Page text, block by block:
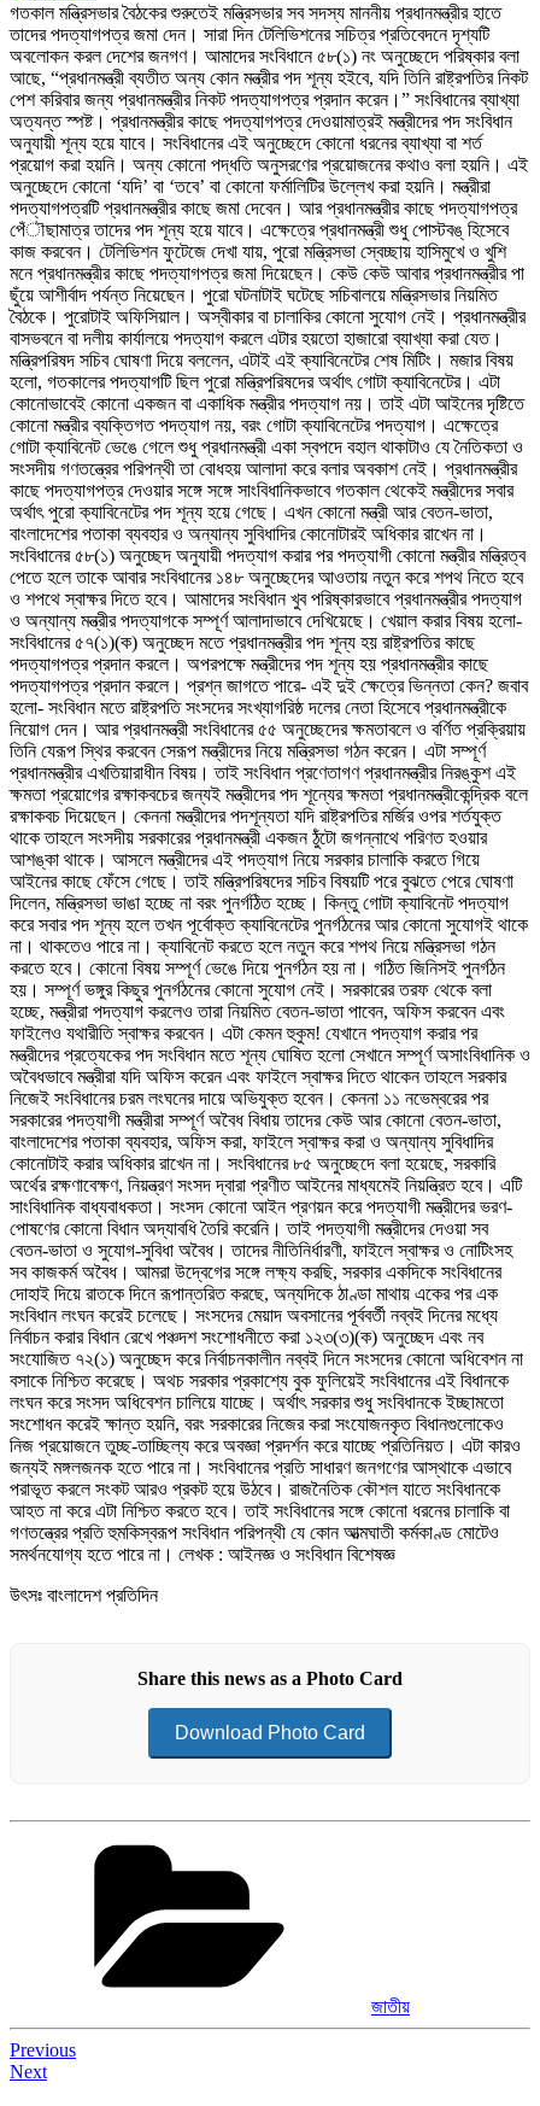
গতকাল মন্ত্রিসভার বৈঠকের শুরুতেই মন্ত্রিসভার সব সদস্য মাননীয় প্রধানমন্ত্রীর হাতে
তাদের পদত্যাগপত্র জমা দেন। সারা দিন টেলিভিশনের সচিত্র প্রতিবেদনে দৃশ্যটি
অবলোকন করল দেশের জনগণ। আমাদের সংবিধানে ৫৮(১) নং অনুচ্ছেদে পরিষ্কার বলা
আছে, “প্রধানমন্ত্রী ব্যতীত অন্য কোন মন্ত্রীর পদ শূন্য হইবে, যদি তিনি রাষ্ট্রপতির নিকট
পেশ করিবার জন্য প্রধানমন্ত্রীর নিকট পদত্যাগপত্র প্রদান করেন।” সংবিধানের ব্যাখ্যা
অত্যন্ত স্পষ্ট। প্রধানমন্ত্রীর কাছে পদত্যাগপত্র দেওয়ামাত্রই মন্ত্রীদের পদ সংবিধান
অনুযায়ী শূন্য হয়ে যাবে। সংবিধানের এই অনুচ্ছেদে কোনো ধরনের ব্যাখ্যা বা শর্ত
প্রয়োগ করা হয়নি। অন্য কোনো পদ্ধতি অনুসরণের প্রয়োজনের কথাও বলা হয়নি। এই
অনুচ্ছেদে কোনো ‘যদি’ বা ‘তবে’ বা কোনো ফর্মালিটির উল্লেখ করা হয়নি। মন্ত্রীরা
পদত্যাগপত্রটি প্রধানমন্ত্রীর কাছে জমা দেবেন। আর প্রধানমন্ত্রীর কাছে পদত্যাগপত্র
পেঁৗছামাত্র তাদের পদ শূন্য হয়ে যাবে। এক্ষেত্রে প্রধানমন্ত্রী শুধু পোস্টবঙ্ হিসেবে
কাজ করবেন। টেলিভিশন ফুটেজে দেখা যায়, পুরো মন্ত্রিসভা স্বেচ্ছায় হাসিমুখে ও খুশি
মনে প্রধানমন্ত্রীর কাছে পদত্যাগপত্র জমা দিয়েছেন। কেউ কেউ আবার প্রধানমন্ত্রীর পা
ছুঁয়ে আশীর্বাদ পর্যন্ত নিয়েছেন। পুরো ঘটনাটাই ঘটেছে সচিবালয়ে মন্ত্রিসভার নিয়মিত
বৈঠকে। পুরোটাই অফিসিয়াল। অস্বীকার বা চালাকির কোনো সুযোগ নেই। প্রধানমন্ত্রীর
বাসভবনে বা দলীয় কার্যালয়ে পদত্যাগ করলে এটার হয়তো হাজারো ব্যাখ্যা করা যেত।
মন্ত্রিপরিষদ সচিব ঘোষণা দিয়ে বললেন, এটাই এই ক্যাবিনেটের শেষ মিটিং। মজার বিষয়
হলো, গতকালের পদত্যাগটি ছিল পুরো মন্ত্রিপরিষদের অর্থাৎ গোটা ক্যাবিনেটের। এটা
কোনোভাবেই কোনো একজন বা একাধিক মন্ত্রীর পদত্যাগ নয়। তাই এটা আইনের দৃষ্টিতে
কোনো মন্ত্রীর ব্যক্তিগত পদত্যাগ নয়, বরং গোটা ক্যাবিনেটের পদত্যাগ। এক্ষেত্রে
গোটা ক্যাবিনেট ভেঙে গেলে শুধু প্রধানমন্ত্রী একা স্বপদে বহাল থাকাটাও যে নৈতিকতা ও
সংসদীয় গণতন্ত্রের পরিপন্থী তা বোধহয় আলাদা করে বলার অবকাশ নেই। প্রধানমন্ত্রীর
কাছে পদত্যাগপত্র দেওয়ার সঙ্গে সঙ্গে সাংবিধানিকভাবে গতকাল থেকেই মন্ত্রীদের সবার
অর্থাৎ পুরো ক্যাবিনেটের পদ শূন্য হয়ে গেছে। এখন কোনো মন্ত্রী আর বেতন-ভাতা,
বাংলাদেশের পতাকা ব্যবহার ও অন্যান্য সুবিধাদির কোনোটারই অধিকার রাখেন না।
সংবিধানের ৫৮(১) অনুচ্ছেদ অনুযায়ী পদত্যাগ করার পর পদত্যাগী কোনো মন্ত্রীর মন্ত্রিত্ব
পেতে হলে তাকে আবার সংবিধানের ১৪৮ অনুচ্ছেদের আওতায় নতুন করে শপথ নিতে হবে
ও শপথে স্বাক্ষর দিতে হবে। আমাদের সংবিধান খুব পরিষ্কারভাবে প্রধানমন্ত্রীর পদত্যাগ
ও অন্যান্য মন্ত্রীর পদত্যাগকে সম্পূর্ণ আলাদাভাবে দেখিয়েছে। খেয়াল করার বিষয় হলো-
সংবিধানের ৫৭(১)(ক) অনুচ্ছেদ মতে প্রধানমন্ত্রীর পদ শূন্য হয় রাষ্ট্রপতির কাছে
পদত্যাগপত্র প্রদান করলে। অপরপক্ষে মন্ত্রীদের পদ শূন্য হয় প্রধানমন্ত্রীর কাছে
পদত্যাগপত্র প্রদান করলে। প্রশ্ন জাগতে পারে- এই দুই ক্ষেত্রে ভিন্নতা কেন? জবাব
হলো- সংবিধান মতে রাষ্ট্রপতি সংসদের সংখ্যাগরিষ্ঠ দলের নেতা হিসেবে প্রধানমন্ত্রীকে
নিয়োগ দেন। আর প্রধানমন্ত্রী সংবিধানের ৫৫ অনুচ্ছেদের ক্ষমতাবলে ও বর্ণিত প্রক্রিয়ায়
তিনি যেরূপ স্থির করবেন সেরূপ মন্ত্রীদের নিয়ে মন্ত্রিসভা গঠন করেন। এটা সম্পূর্ণ
প্রধানমন্ত্রীর এখতিয়ারাধীন বিষয়। তাই সংবিধান প্রণেতাগণ প্রধানমন্ত্রীর নিরঙ্কুশ এই
ক্ষমতা প্রয়োগের রক্ষাকবচের জন্যই মন্ত্রীদের পদ শূন্যের ক্ষমতা প্রধানমন্ত্রীকেন্দ্রিক বলে
রক্ষাকবচ দিয়েছেন। কেননা মন্ত্রীদের পদশূন্যতা যদি রাষ্ট্রপতির মর্জির ওপর শর্তযুক্ত
থাকে তাহলে সংসদীয় সরকারের প্রধানমন্ত্রী একজন ঠুঁটো জগন্নাথে পরিণত হওয়ার
আশঙ্কা থাকে। আসলে মন্ত্রীদের এই পদত্যাগ নিয়ে সরকার চালাকি করতে গিয়ে
আইনের কাছে ফেঁসে গেছে। তাই মন্ত্রিপরিষদের সচিব বিষয়টি পরে বুঝতে পেরে ঘোষণা
দিলেন, মন্ত্রিসভা ভাঙা হচ্ছে না বরং পুনর্গঠিত হচ্ছে। কিন্তু গোটা ক্যাবিনেট পদত্যাগ
করে সবার পদ শূন্য হলে তখন পূর্বোক্ত ক্যাবিনেটের পুনর্গঠনের আর কোনো সুযোগই থাকে
না। থাকতেও পারে না। ক্যাবিনেট করতে হলে নতুন করে শপথ নিয়ে মন্ত্রিসভা গঠন
করতে হবে। কোনো বিষয় সম্পূর্ণ ভেঙে দিয়ে পুনর্গঠন হয় না। গঠিত জিনিসই পুনর্গঠন
হয়। সম্পূর্ণ ভঙ্গুর কিছুর পুনর্গঠনের কোনো সুযোগ নেই। সরকারের তরফ থেকে বলা
হচ্ছে, মন্ত্রীরা পদত্যাগ করলেও তারা নিয়মিত বেতন-ভাতা পাবেন, অফিস করবেন এবং
ফাইলেও যথারীতি স্বাক্ষর করবেন। এটা কেমন হুকুম! যেখানে পদত্যাগ করার পর
মন্ত্রীদের প্রত্যেকের পদ সংবিধান মতে শূন্য ঘোষিত হলো সেখানে সম্পূর্ণ অসাংবিধানিক ও
অবৈধভাবে মন্ত্রীরা যদি অফিস করেন এবং ফাইলে স্বাক্ষর দিতে থাকেন তাহলে সরকার
নিজেই সংবিধানের চরম লংঘনের দায়ে অভিযুক্ত হবেন। কেননা ১১ নভেম্বরের পর
সরকারের পদত্যাগী মন্ত্রীরা সম্পূর্ণ অবৈধ বিধায় তাদের কেউ আর কোনো বেতন-ভাতা,
বাংলাদেশের পতাকা ব্যবহার, অফিস করা, ফাইলে স্বাক্ষর করা ও অন্যান্য সুবিধাদির
কোনোটাই করার অধিকার রাখেন না। সংবিধানের ৮৫ অনুচ্ছেদে বলা হয়েছে, সরকারি
অর্থের রক্ষণাবেক্ষণ, নিয়ন্ত্রণ সংসদ দ্বারা প্রণীত আইনের মাধ্যমেই নিয়ন্ত্রিত হবে। এটি
সাংবিধানিক বাধ্যবাধকতা। সংসদ কোনো আইন প্রণয়ন করে পদত্যাগী মন্ত্রীদের ভরণ-
পোষণের কোনো বিধান অদ্যাবধি তৈরি করেনি। তাই পদত্যাগী মন্ত্রীদের দেওয়া সব
বেতন-ভাতা ও সুযোগ-সুবিধা অবৈধ। তাদের নীতিনির্ধারণী, ফাইলে স্বাক্ষর ও নোটিংসহ
সব কাজকর্ম অবৈধ। আমরা উদ্বেগের সঙ্গে লক্ষ্য করছি, সরকার একদিকে সংবিধানের
দোহাই দিয়ে রাতকে দিনে রূপান্তরিত করছে, অন্যদিকে ঠাণ্ডা মাথায় একের পর এক
সংবিধান লংঘন করেই চলেছে। সংসদের মেয়াদ অবসানের পূর্ববর্তী নব্বই দিনের মধ্যে
নির্বাচন করার বিধান রেখে পঞ্চদশ সংশোধনীতে করা ১২৩(৩)(ক) অনুচ্ছেদ এবং নব
সংযোজিত ৭২(১) অনুচ্ছেদ করে নির্বাচনকালীন নব্বই দিনে সংসদের কোনো অধিবেশন না
বসাকে নিশ্চিত করেছে। অথচ সরকার প্রকাশ্যে বুক ফুলিয়েই সংবিধানের এই বিধানকে
লংঘন করে সংসদ অধিবেশন চালিয়ে যাচ্ছে। অর্থাৎ সরকার শুধু সংবিধানকে ইচ্ছামতো
সংশোধন করেই ক্ষান্ত হয়নি, বরং সরকারের নিজের করা সংযোজনকৃত বিধানগুলোকেও
নিজ প্রয়োজনে তুচ্ছ-তাচ্ছিল্য করে অবজ্ঞা প্রদর্শন করে যাচ্ছে প্রতিনিয়ত। এটা কারও
জন্যই মঙ্গলজনক হতে পারে না। সংবিধানের প্রতি সাধারণ জনগণের আস্থাকে এভাবে
পরাভূত করলে সংকট আরও প্রকট হয়ে উঠবে। রাজনৈতিক কৌশল যাতে সংবিধানকে
আহত না করে এটা নিশ্চিত করতে হবে। তাই সংবিধানের সঙ্গে কোনো ধরনের চালাকি বা
গণতন্ত্রের প্রতি হুমকিস্বরূপ সংবিধান পরিপন্থী যে কোন আত্মঘাতী কর্মকাণ্ড মোটেও
সমর্থনযোগ্য হতে পারে না। লেখক : আইনজ্ঞ ও সংবিধান বিশেষজ্ঞ
উৎসঃ বাংলাদেশ প্রতিদিন
Share this news as a Photo Card
Download Photo Card
জাতীয়
Post
navigation
Previous
Next